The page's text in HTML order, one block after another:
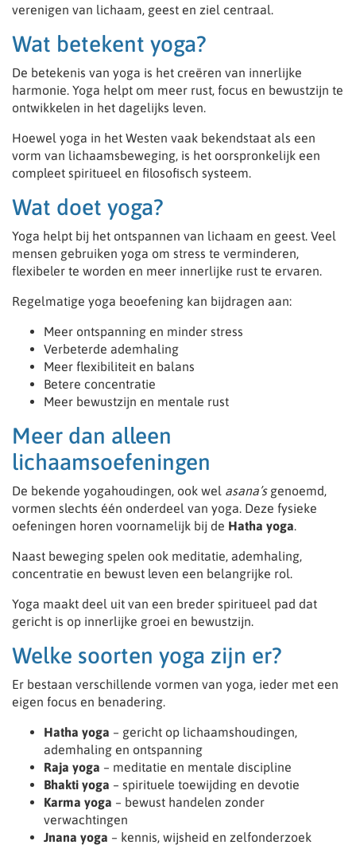
verenigen van lichaam, geest en ziel centraal.
Wat betekent yoga?
De betekenis van yoga is het creëren van innerlijke
harmonie. Yoga helpt om meer rust, focus en bewustzijn te
ontwikkelen in het dagelijks leven.
Hoewel yoga in het Westen vaak bekendstaat als een
vorm van lichaamsbeweging, is het oorspronkelijk een
compleet spiritueel en filosofisch systeem.
Wat doet yoga?
Yoga helpt bij het ontspannen van lichaam en geest. Veel
mensen gebruiken yoga om stress te verminderen,
flexibeler te worden en meer innerlijke rust te ervaren.
Regelmatige yoga beoefening kan bijdragen aan:
Meer ontspanning en minder stress
Verbeterde ademhaling
Meer flexibiliteit en balans
Betere concentratie
Meer bewustzijn en mentale rust
Meer dan alleen
lichaamsoefeningen
De bekende yogahoudingen, ook wel asana’sgenoemd,
vormen slechts één onderdeel van yoga. Deze fysieke
oefeningen horen voornamelijk bij de Hatha yoga.
Naast beweging spelen ook meditatie, ademhaling,
concentratie en bewust leven een belangrijke rol.
Yoga maakt deel uit van een breder spiritueel pad dat
gericht is op innerlijke groei en bewustzijn.
Welke soorten yoga zijn er?
Er bestaan verschillende vormen van yoga, ieder met een
eigen focus en benadering.
Hatha yoga – gericht op lichaamshoudingen,
ademhaling en ontspanning
Raja yoga – meditatie en mentale discipline
Bhakti yoga – spirituele toewijding en devotie
Karma yoga – bewust handelen zonder
verwachtingen
Jnana yoga – kennis, wijsheid en zelfonderzoek